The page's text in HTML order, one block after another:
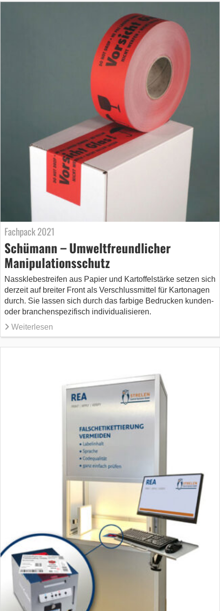
Fachpack 2021
Schümann – Umweltfreundlicher
Manipulationsschutz
Nassklebestreifen aus Papier und Kartoffelstärke setzen sich
derzeit auf breiter Front als Verschlussmittel für Kartonagen
durch. Sie lassen sich durch das farbige Bedrucken kunden-
oder branchenspezifisch individualisieren.
Weiterlesen